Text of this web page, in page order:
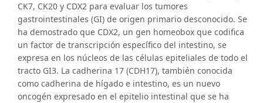
CK7, CK20 y CDX2 para evaluar los tumores
gastrointestinales (GI) de origen primario desconocido. Se
ha demostrado que CDX2, un gen homeobox que codifica
un factor de transcripción específico del intestino, se
expresa en los núcleos de las células epiteliales de todo el
tracto GI3. La cadherina 17 (CDH17), también conocida
como cadherina de hígado e intestino, es un nuevo
oncogén expresado en el epitelio intestinal que se ha